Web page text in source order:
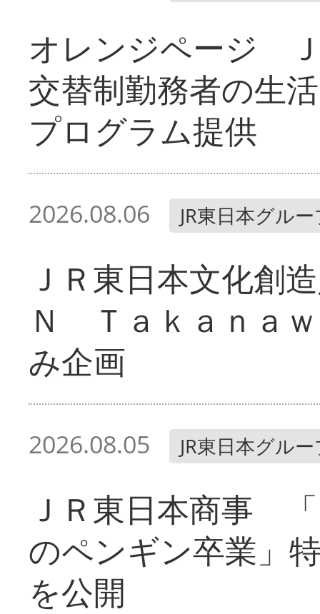
オレンジページ
交替制勤務者の生
プログラム提供
2026.08.06 JR東日本グル
ＪＲ東日本文化創
Ｎ Ｔａｋａｎａ
み企画
2026.08.05 JR東日本グル
ＪＲ東日本商事
のペンギン卒業」
を公開